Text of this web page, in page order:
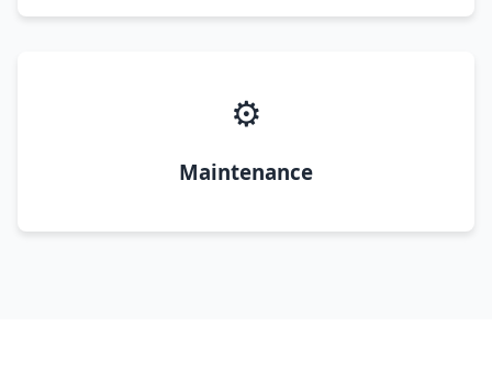
⚙️
Maintenance